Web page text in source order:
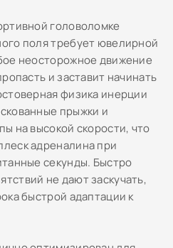
головоломке
поля требует ювелирной
неосторожное движение
и заставит начинать
физика инерции
прыжки и
на высокой скорости, что
адреналина при
секунды. Быстро
не дают заскучать,
быстрой адаптации к